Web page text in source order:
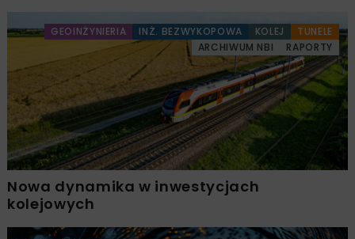
GEOINŻYNIERIA INŻ. BEZWYKOPOWA KOLEJ
TUNELE
ARCHIWUM NBI
RAPORTY
Nowa dynamika w inwestycjach
kolejowych